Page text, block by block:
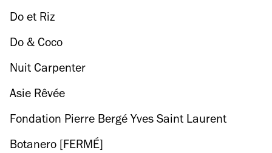
Do et Riz
Do & Coco
Nuit Carpenter
Asie Rêvée
Fondation Pierre Bergé Yves Saint Laurent
Botanero [FERMÉ]